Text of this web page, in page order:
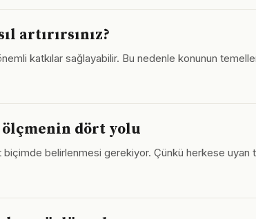
artırırsınız?
katkılar sağlayabilir. Bu nedenle konunun
dört yolu
belirlenmesi gerekiyor. Çünkü herkese uyan